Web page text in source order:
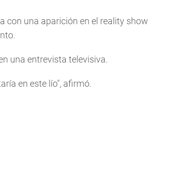
con una aparición en el reality show
una entrevista televisiva.
en este lío", afirmó.